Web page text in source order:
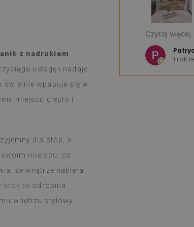
z nadrukiem
uwagę i nadaje
wpasuje się w
miejscu ciepło i
dla stóp, a
miejscu, co
że wnętrze nabiera
krok to odrobina
wnętrzu stylowy
naklejanie nie przysparza
i nadal zdumiona, że
gazowej (święta),
z nimi działo, łatwo
gdy coś się zabrudzi
Jestem bardzo
Bardzo dobra
Szybka wysyłka.
Serdecznie
Czytaj więcej
Patrycja M
1 rok temu